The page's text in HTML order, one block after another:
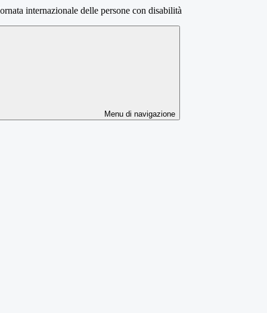
internazionale delle persone con disabilità
Menu di navigazione